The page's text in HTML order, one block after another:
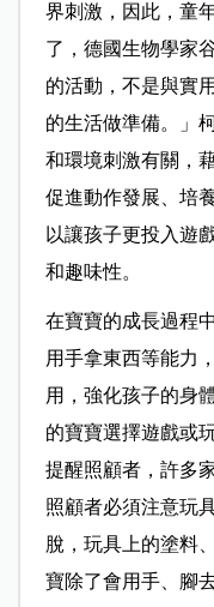
界刺激，因此，童
了，德國生物學家
的活動，不是與實
的生活做準備。」
和環境刺激有關，
促進動作發展、培
以讓孩子更投入遊
和趣味性。
在寶寶的成長過程
用手拿東西等能力
用，強化孩子的身
的寶寶選擇遊戲或
提醒照顧者，許多
照顧者必須注意玩
脫，玩具上的塗料
寶除了會用手、腳